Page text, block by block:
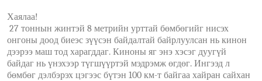
Хаялаа!
27 тоннын жинтэй 8 метрийн урттай бөмбөгийг нисэх
онгоны доод биеэс зүүсэн байдалтай байрлуулсан нь кинон
дээрээ маш тод харагддаг. Киноны яг энэ хэсэг дуугүй
байдаг нь үнэхээр түгшүүртэй мэдрэмж өгдөг. Ингээд л
бөмбөг дэлбэрэх цэгээс бүтэн 100 км-т байгаа хайран сайхан